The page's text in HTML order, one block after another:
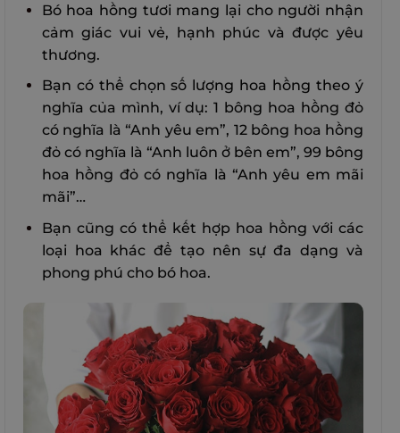
Bó hoa hồng tươi mang lại cho người nhận
cảm giác vui vẻ, hạnh phúc và được yêu
thương.
Bạn có thể chọn số lượng hoa hồng theo ý
nghĩa của mình, ví dụ: 1 bông hoa hồng đỏ
có nghĩa là “Anh yêu em”, 12 bông hoa hồng
đỏ có nghĩa là “Anh luôn ở bên em”, 99 bông
hoa hồng đỏ có nghĩa là “Anh yêu em mãi
mãi”…
Bạn cũng có thể kết hợp hoa hồng với các
loại hoa khác để tạo nên sự đa dạng và
phong phú cho bó hoa.